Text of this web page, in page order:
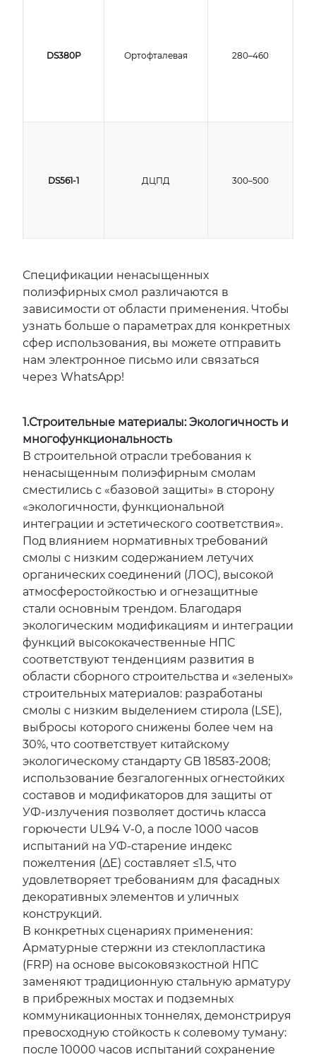
DS380P Ортофталевая 280–460
DS561-1 ДЦПД 300–500
Спецификации ненасыщенных
полиэфирных смол различаются в
зависимости от области применения. Чтобы
узнать больше о параметрах для конкретных
сфер использования, вы можете отправить
нам электронное письмо или связаться
через WhatsApp!
1.Строительные материалы: Экологичность и
многофункциональность
В строительной отрасли требования к
ненасыщенным полиэфирным смолам
сместились с «базовой защиты» в сторону
«экологичности, функциональной
интеграции и эстетического соответствия».
Под влиянием нормативных требований
смолы с низким содержанием летучих
органических соединений (ЛОС), высокой
атмосферостойкостью и огнезащитные
стали основным трендом. Благодаря
экологическим модификациям и интеграции
функций высококачественные НПС
соответствуют тенденциям развития в
области сборного строительства и «зеленых»
строительных материалов: разработаны
смолы с низким выделением стирола (LSE),
выбросы которого снижены более чем на
30%, что соответствует китайскому
экологическому стандарту GB 18583-2008;
использование безгалогенных огнестойких
составов и модификаторов для защиты от
УФ-излучения позволяет достичь класса
горючести UL94 V-0, а после 1000 часов
испытаний на УФ-старение индекс
пожелтения (ΔE) составляет ≤1.5, что
удовлетворяет требованиям для фасадных
декоративных элементов и уличных
конструкций.
В конкретных сценариях применения:
Арматурные стержни из стеклопластика
(FRP) на основе высоковязкостной НПС
заменяют традиционную стальную арматуру
в прибрежных мостах и подземных
коммуникационных тоннелях, демонстрируя
превосходную стойкость к солевому туману:
после 10000 часов испытаний сохранение